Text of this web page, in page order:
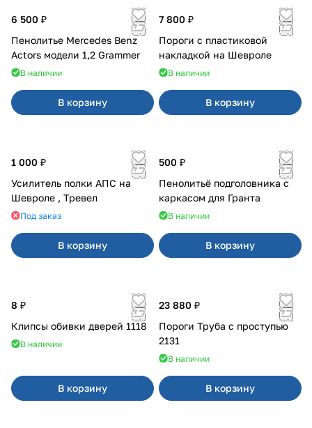
6 500 ₽
Пенолитье Mercedes Benz
Actors модели 1,2 Grammer
В наличии
В корзину
7 800 ₽
Пороги с пластиковой
накладкой на Шевроле
В наличии
В корзину
1 000 ₽
Усилитель полки АПС на
Шевроле , Тревел
Под заказ
В корзину
500 ₽
Пенолитьё подголовника с
каркасом для Гранта
В наличии
В корзину
8 ₽
Клипсы обивки дверей 1118
В наличии
В корзину
23 880 ₽
Пороги Труба с проступью
2131
В наличии
В корзину